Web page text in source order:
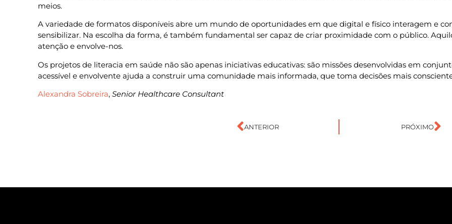
meios.
A variedade de formatos disponíveis abre um mundo de oportunidades em que digital e físico interagem e
sensibilizar. Na escolha da forma, é também fundamental ser capaz de criar proximidade com o público.
atenção e envolve-nos.
Os projetos de literacia em saúde não são apenas iniciativas educativas: são missões desenvolvidas em
acessível e envolvente ajuda a construir uma comunidade mais informada, que toma decisões mais
Alexandra Sobreira, Senior Healthcare Consultant
ANTERIOR PRÓXIMO